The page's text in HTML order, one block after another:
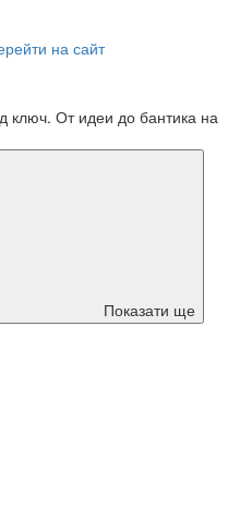
на сайт
ключ. От идеи до бантика на
Показати ще